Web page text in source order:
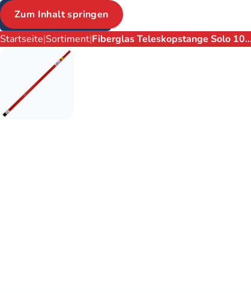
Zum Inhalt springen
Brotkrumen
Startseite Sortiment Fiberglas Teleskopstange Solo 10…